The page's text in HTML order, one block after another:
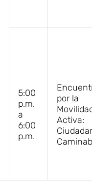
5:00
p.m.
a
6:00
p.m.
por la
Activa: